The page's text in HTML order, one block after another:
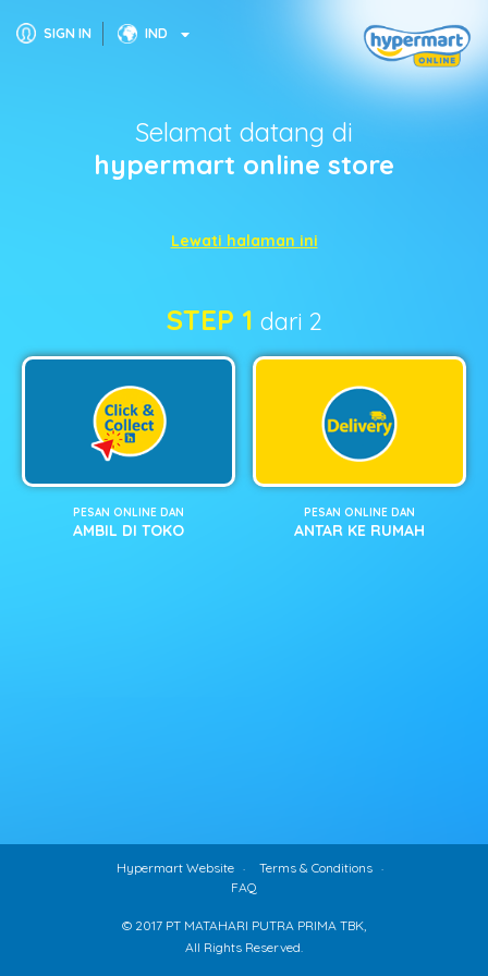
SIGN IN IND
Selamat datang di
hypermart online store
Lewati halaman ini
STEP 1 dari 2
PESAN ONLINE DAN
AMBIL DI TOKO
PESAN ONLINE DAN
ANTAR KE RUMAH
Hypermart Website
Terms & Conditions
FAQ
© 2017 PT MATAHARI PUTRA PRIMA TBK,
All Rights Reserved.